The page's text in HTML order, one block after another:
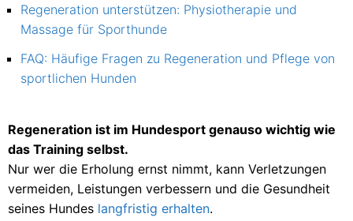
Regeneration unterstützen: Physiotherapie und
Massage für Sporthunde
FAQ: Häufige Fragen zu Regeneration und Pflege von
sportlichen Hunden
Regeneration ist im Hundesport genauso wichtig wie
das Training selbst.
Nur wer die Erholung ernst nimmt, kann Verletzungen
vermeiden, Leistungen verbessern und die Gesundheit
seines Hundes langfristig erhalten.